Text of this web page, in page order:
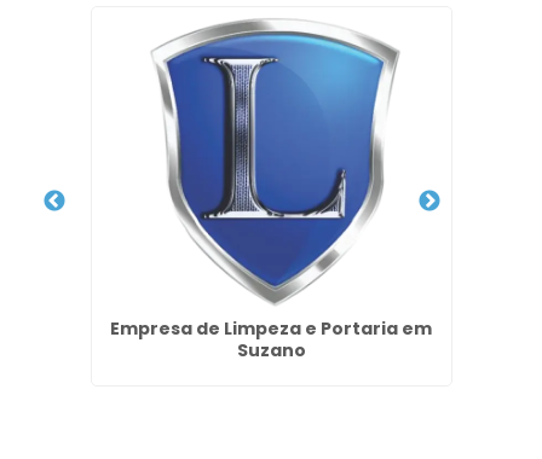
Empresa de Limpeza e Portaria em
Suzano